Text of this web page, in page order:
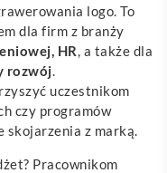
logo. To
dla firm z branży
HR, a także dla
rozwój.
uczestnikom
czy programów
skojarzenia z marką.
Pracownikom